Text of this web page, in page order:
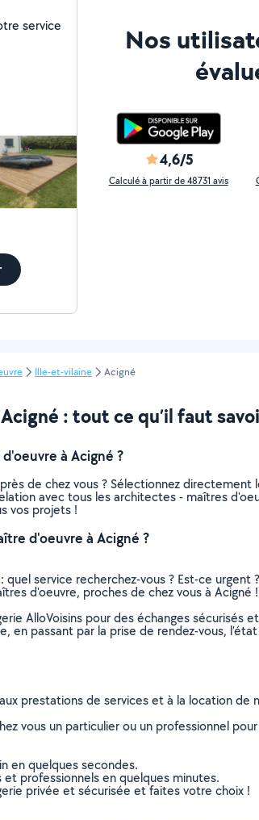
service
Nos
4,6/5
Calculé à partir de 48731 avis
Ille-et-vilaine Acigné
: tout ce qu’il faut
à Acigné ?
de chez vous ? Sélectionnez
avec tous les architectes - maîtres
vos projets !
d'oeuvre à Acigné ?
service recherchez-vous ? Est-ce
d'oeuvre, proches de chez vous à
AlloVoisins pour des échanges sécurisés
en passant par la prise de rendez-vous,
prestations de services et à la location
vous un particulier ou un professionnel
en quelques secondes.
et professionnels en quelques minutes.
privée et sécurisée et faites votre choix !